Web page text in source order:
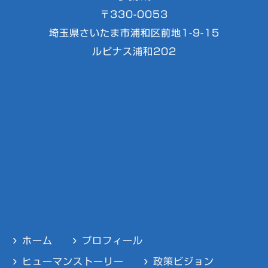
〒330-0053
埼玉県さいたま市浦和区前地1-9-15
ルピナス浦和202
ホーム プロフィール
ヒューマンストーリー 政策ビジョン